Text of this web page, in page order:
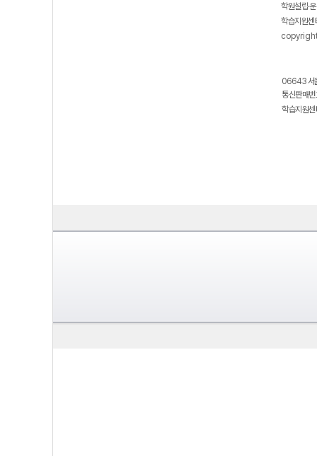
학원설립·
학습지원
06643 서
통신판매
학습지원